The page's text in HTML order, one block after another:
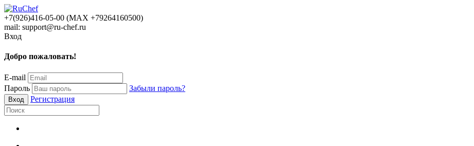
+7(926)416-05-00 (МАХ +79264160500)
mail: support@ru-chef.ru
Вход
Добро пожаловать!
E-mail
Пароль
Забыли пароль?
Регистрация